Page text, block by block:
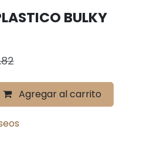
BULKY
Agregar al carrito